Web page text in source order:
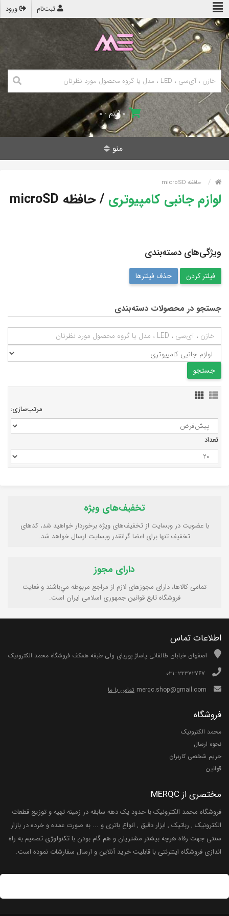
ورود ثبت‌نام
۰ آیتم - ۰
منو
حافظه microSD
لوازم جانبی کامپیوتری / حافظه microSD
ویژگی‌های دسته‌بندی
حذف فیلترها
جستجو در محصولات دسته‌بندی
مرتب‌سازی:
تعداد
تخفیف‌های ویژه
با عضویت در وبسایت از تخفیف‌های ویژه برخوردار خواهید شد، کدهای
تخفیف تنها برای اعضا گرانقدر وبسایت ارسال خواهد شد.
دارای مجوز
تمامی كالاها، دارای مجوزهای لازم از مراجع مربوطه مي‌باشند و فعایت
فروشگاه تابع قوانين جمهوری اسلامی ايران است.
اطلاعات تماس
اصفهان خیابان طالقانی پاساژ پوریای ولی طبقه همکف فروشگاه محمد الکترونیک
تماس با ما
فروشگاه
محمد الکترونیک
نحوه ارسال
حریم شخصی کاربران
قوانین
مختصری از MERQC
فروشگاه محمد الکترونیک با حدود یک دهه سابقه در زمینه تهیه و توزیع قطعات
الکترونیک , رباتیک , ابزار دقیق , انواع باتری و ... به صورت عمده و خرده در بازار
سنتی جهت رفاه هرچه بیشتر مشتریان و هم گام بودن با تکنولوژی تصمیم به راه
اندازی فروشگاه اینترنتی با قابلیت خرید آنلاین و ارسال سفارشات نموده است.